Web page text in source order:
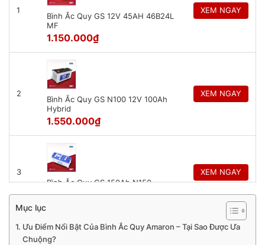
1
Bình Ắc Quy GS 12V 45AH 46B24L
MF
1.150.000₫
XEM NGAY
2
Bình Ắc Quy GS N100 12V 100Ah
Hybrid
1.550.000₫
XEM NGAY
3
Bình Ắc Quy GS 150Ah N150
2.400.000₫
XEM NGAY
Mục lục
Ưu Điểm Nổi Bật Của Bình Ắc Quy Amaron – Tại Sao Được Ưa
Chuộng?